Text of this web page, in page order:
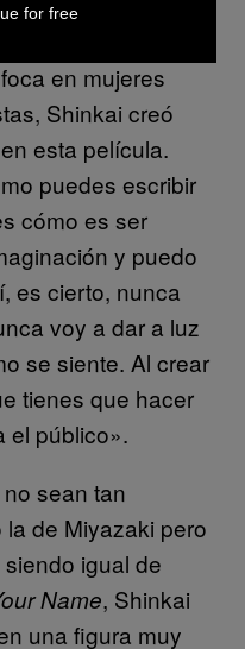
en mujeres
Shinkai creó
esta película.
puedes escribir
cómo es ser
y puedo
es cierto, nunca
voy a dar a luz
se siente. Al crear
tienes que hacer
el público».
sean tan
de Miyazaki pero
igual de
Name, Shinkai
una figura muy
for free